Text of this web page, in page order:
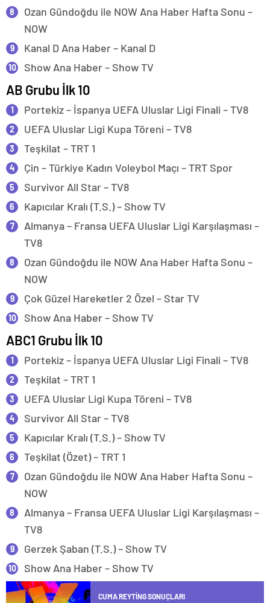
Ozan Gündoğdu ile NOW Ana Haber Hafta Sonu –
NOW
Kanal D Ana Haber – Kanal D
Show Ana Haber – Show TV
AB Grubu İlk 10
Portekiz – İspanya UEFA Uluslar Ligi Finali – TV8
UEFA Uluslar Ligi Kupa Töreni – TV8
Teşkilat – TRT 1
Çin – Türkiye Kadın Voleybol Maçı – TRT Spor
Survivor All Star – TV8
Kapıcılar Kralı (T.S.) – Show TV
Almanya – Fransa UEFA Uluslar Ligi Karşılaşması –
TV8
Ozan Gündoğdu ile NOW Ana Haber Hafta Sonu –
NOW
Çok Güzel Hareketler 2 Özel – Star TV
Show Ana Haber – Show TV
ABC1 Grubu İlk 10
Portekiz – İspanya UEFA Uluslar Ligi Finali – TV8
Teşkilat – TRT 1
UEFA Uluslar Ligi Kupa Töreni – TV8
Survivor All Star – TV8
Kapıcılar Kralı (T.S.) – Show TV
Teşkilat (Özet) – TRT 1
Ozan Gündoğdu ile NOW Ana Haber Hafta Sonu –
NOW
Almanya – Fransa UEFA Uluslar Ligi Karşılaşması –
TV8
Gerzek Şaban (T.S.) – Show TV
Show Ana Haber – Show TV
CUMA REYTING SONUÇLARI